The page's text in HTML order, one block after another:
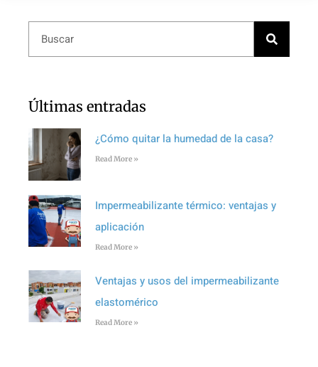
Últimas entradas
¿Cómo quitar la humedad de la casa?
Read More »
Impermeabilizante térmico: ventajas y
aplicación
Read More »
Ventajas y usos del impermeabilizante
elastomérico
Read More »